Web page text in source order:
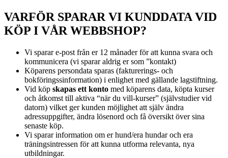
VARFÖR SPARAR VI KUNDDATA VID
KÖP I VÅR WEBBSHOP?
Vi sparar e-post från er 12 månader för att kunna svara och
kommunicera (vi sparar aldrig er som ”kontakt)
Köparens persondata sparas (fakturerings- och
bokföringssinformation) i enlighet med gällande lagstiftning.
Vid köp skapas ett konto med köparens data, köpta kurser
och åtkomst till aktiva “när du vill-kurser” (självstudier vid
datorn) vilket ger kunden möjlighet att själv ändra
adressuppgifter, ändra lösenord och få översikt över sina
senaste köp.
Vi sparar information om er hund/era hundar och era
träningsintressen för att kunna utforma relevanta, nya
utbildningar.